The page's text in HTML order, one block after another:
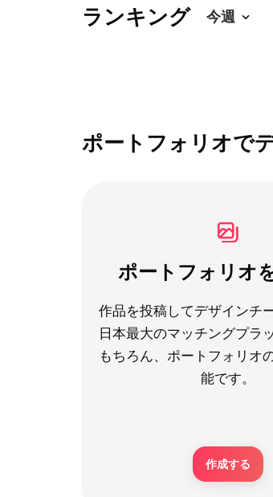
ランキング
ポートフォリオで
ポートフォリオ
作品を投稿してデザインチ
日本最大のマッチングプラ
もちろん、ポートフォリオ
能です。
作成する